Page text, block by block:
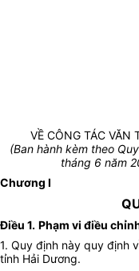
VỀ CÔNG TÁC
(Ban hành kèm theo
tháng 6 năm
Chương I
Điều 1. Phạm vi điều
1. Quy định này quy định
tỉnh Hải Dương.